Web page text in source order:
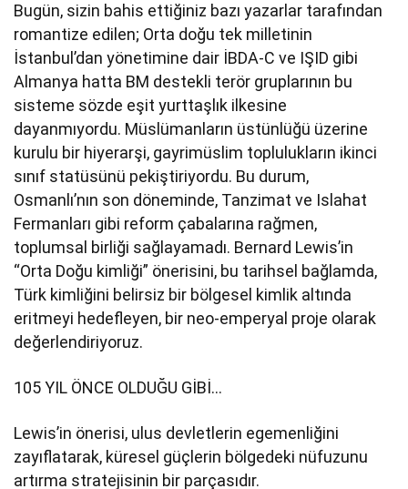
Bugün, sizin bahis ettiğiniz bazı yazarlar tarafından
romantize edilen; Orta doğu tek milletinin
İstanbul’dan yönetimine dair İBDA-C ve IŞID gibi
Almanya hatta BM destekli terör gruplarının bu
sisteme sözde eşit yurttaşlık ilkesine
dayanmıyordu. Müslümanların üstünlüğü üzerine
kurulu bir hiyerarşi, gayrimüslim toplulukların ikinci
sınıf statüsünü pekiştiriyordu. Bu durum,
Osmanlı’nın son döneminde, Tanzimat ve Islahat
Fermanları gibi reform çabalarına rağmen,
toplumsal birliği sağlayamadı. Bernard Lewis’in
“Orta Doğu kimliği” önerisini, bu tarihsel bağlamda,
Türk kimliğini belirsiz bir bölgesel kimlik altında
eritmeyi hedefleyen, bir neo-emperyal proje olarak
değerlendiriyoruz.
105 YIL ÖNCE OLDUĞU GİBİ…
Lewis’in önerisi, ulus devletlerin egemenliğini
zayıflatarak, küresel güçlerin bölgedeki nüfuzunu
artırma stratejisinin bir parçasıdır.